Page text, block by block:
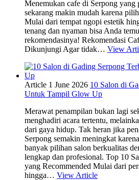
Menemukan cafe di Serpong yang
sekarang makin mudah karena
Mulai dari tempat ngopi estetik
tenang dan nyaman bisa Anda
rekomendasinya! Rekomendasi
Dikunjungi Agar tidak… View
Article 1 June 2026 10 Salon di
Untuk Tampil Glow Up
Merawat penampilan bukan lagi
menghadiri acara tertentu,
dari gaya hidup. Tak heran jika
Serpong semakin meningkat
banyak pilihan salon berkualitas
lengkap dan profesional. Top 10
yang Recommended Mulai dari
hingga… View Article